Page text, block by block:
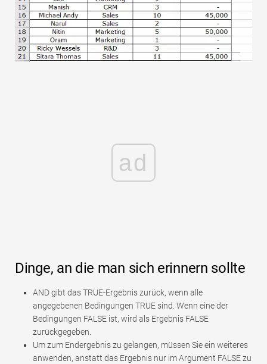
ad
Dinge, an die man sich erinnern sollte
AND gibt das TRUE-Ergebnis zurück, wenn alle
angegebenen Bedingungen TRUE sind. Wenn eine der
Bedingungen FALSE ist, wird als Ergebnis FALSE
zurückgegeben.
Um zum Endergebnis zu gelangen, müssen Sie ein weiteres
anwenden, anstatt das Ergebnis nur im Argument FALSE zu